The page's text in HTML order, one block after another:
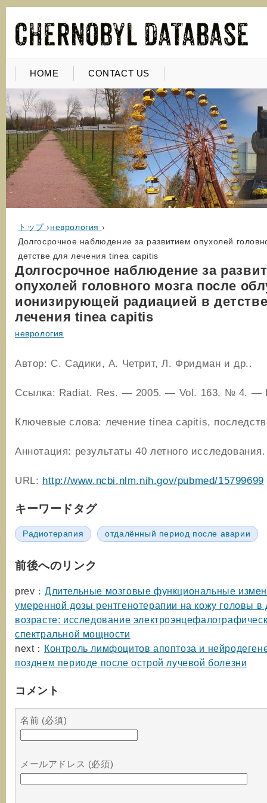
HOME CONTACT US
トップ ›неврология ›
Долгосрочное наблюдение за развитием опухолей
детстве для лечения tinea capitis
Долгосрочное наблюдение за
опухолей головного мозга после
ионизирующей радиацией в
лечения tinea capitis
неврология
Автор: С. Садики, А. Четрит, Л. Фридман и др..
Ссылка: Radiat. Res. — 2005. — Vol. 163, № 4. —
Ключевые слова: лечение tinea capitis,
Аннотация: результаты 40 летного исследования.
URL: http://www.ncbi.nlm.nih.gov/pubmed/15799699
キーワードタグ
Радиотерапия отдалённый период после аварии
前後へのリンク
prev： Длительные мозговые функциональные
умеренной дозы рентгенотерапии на кожу головы в
возрасте: исследование
спектральной мощности
next： Контроль лимфоцитов апоптоза и
позднем периоде после острой лучевой болезни
コメント
名前 (必須)
メールアドレス (必須)